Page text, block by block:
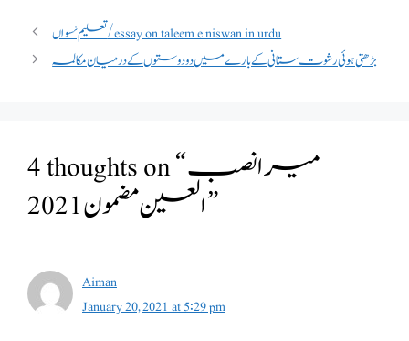
تعلیم نسواں/essay on taleem e niswan in urdu
بڑھتی ہوئی رشوت ستانی کے بارے میں دو دوستوں کے درمیان مکالمہ
4 thoughts on “میرا نصب
العین مضمون 2021”
Aiman
January 20, 2021 at 5:29 pm